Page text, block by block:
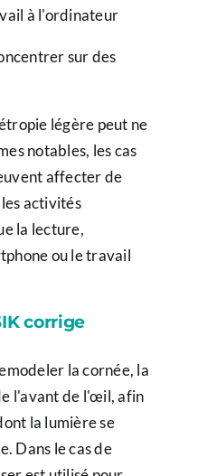
à l'ordinateur
sur des
légère peut ne
notables, les cas
affecter de
activités
la lecture,
ou le travail
corrige
la cornée, la
l'avant de l'œil, afin
la lumière se
Dans le cas de